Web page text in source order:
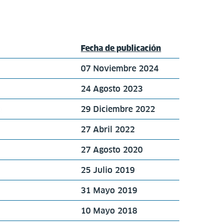
Fecha de publicación
07 Noviembre 2024
24 Agosto 2023
29 Diciembre 2022
27 Abril 2022
27 Agosto 2020
25 Julio 2019
31 Mayo 2019
10 Mayo 2018